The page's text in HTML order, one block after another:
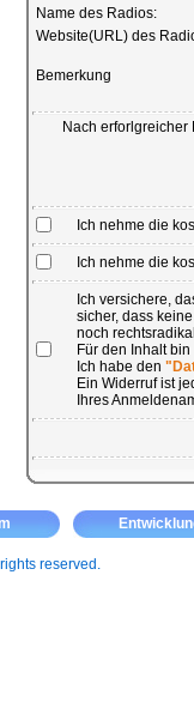
Name des Radios:
Website(URL) des
Bemerkung
Nach
Ich nehme die
Ich nehme die
Ich versichere,
sicher, dass
noch
Für den Inhalt
Ich habe den
Ein Widerruf ist
Ihres
reserved.